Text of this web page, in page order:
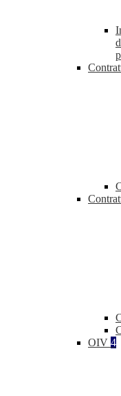
OIV 4